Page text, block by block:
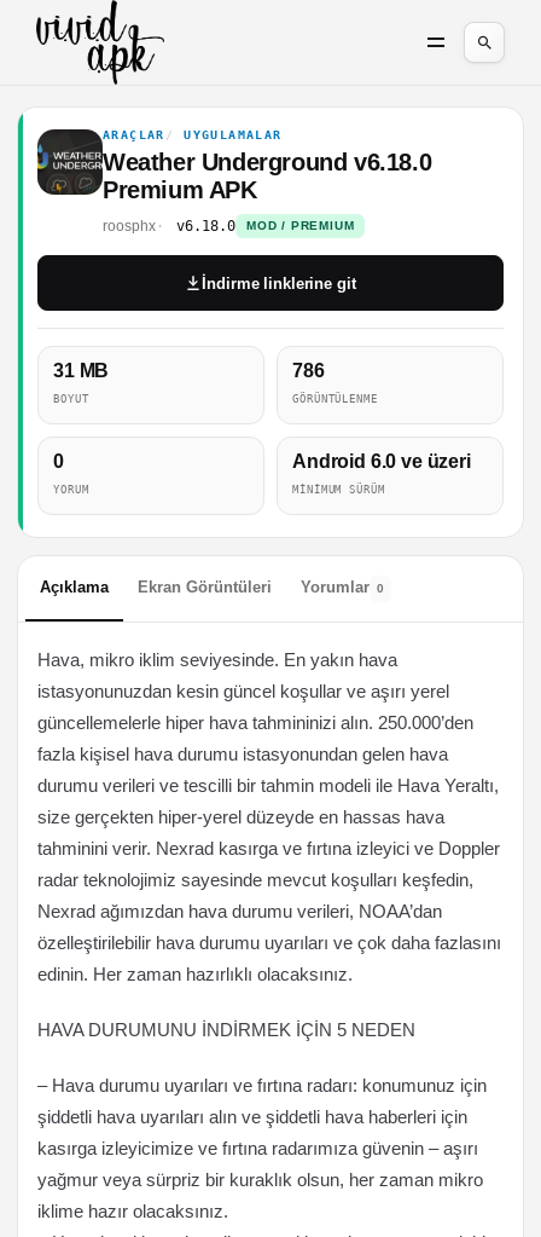
ARAÇLAR UYGULAMALAR
Weather Underground v6.18.0
Premium APK
roosphx v6.18.0 MOD / PREMIUM
31 MB
BOYUT
786
GÖRÜNTÜLENME
0
YORUM
Android 6.0 ve üzeri
MINIMUM SÜRÜM
İndirme linklerine git
Açıklama Ekran Görüntüleri Yorumlar 0
Hava, mikro iklim seviyesinde. En yakın hava
istasyonunuzdan kesin güncel koşullar ve aşırı yerel
güncellemelerle hiper hava tahmininizi alın. 250.000’den
fazla kişisel hava durumu istasyonundan gelen hava
durumu verileri ve tescilli bir tahmin modeli ile Hava Yeraltı,
size gerçekten hiper-yerel düzeyde en hassas hava
tahminini verir. Nexrad kasırga ve fırtına izleyici ve Doppler
radar teknolojimiz sayesinde mevcut koşulları keşfedin,
Nexrad ağımızdan hava durumu verileri, NOAA’dan
özelleştirilebilir hava durumu uyarıları ve çok daha fazlasını
edinin. Her zaman hazırlıklı olacaksınız.
HAVA DURUMUNU İNDİRMEK İÇİN 5 NEDEN
– Hava durumu uyarıları ve fırtına radarı: konumunuz için
şiddetli hava uyarıları alın ve şiddetli hava haberleri için
kasırga izleyicimize ve fırtına radarımıza güvenin – aşırı
yağmur veya sürpriz bir kuraklık olsun, her zaman mikro
iklime hazır olacaksınız.